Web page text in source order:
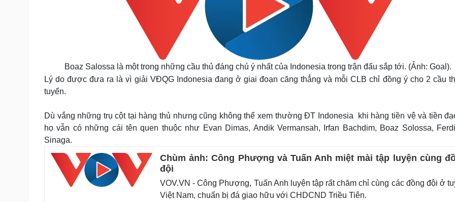
Boaz Salossa là một trong những cầu thủ đáng chú ý nhất của Indonesia trong trận đấu sắp tới. (Ảnh: Goal).
Lý do được đưa ra là vì giải VĐQG Indonesia đang ở giai đoạn căng thẳng và mỗi CLB chỉ đồng ý cho 2 cầu
tuyển.
Dù vắng những trụ cột tại hàng thủ nhưng cũng không thể xem thường ĐT Indonesia khi hàng tiền vệ và tiền
họ vẫn có những cái tên quen thuộc như Evan Dimas, Andik Vermansah, Irfan Bachdim, Boaz Solossa,
Sinaga.
Chùm ảnh: Công Phượng và Tuấn Anh miệt mài tập luyện cùng
đội
VOV.VN - Công Phượng, Tuấn Anh luyện tập rất chăm chỉ cùng các đồng đội ở
Việt Nam, chuẩn bị đá giao hữu với CHDCND Triều Tiên.